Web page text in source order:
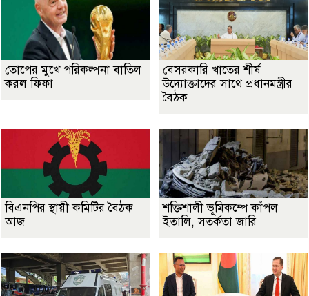
তোপের মুখে পরিকল্পনা বাতিল
করল ফিফা
বেসরকারি খাতের শীর্ষ
উদ্যোক্তাদের সাথে প্রধানমন্ত্রীর
বৈঠক
বিএনপির স্থায়ী কমিটির বৈঠক
আজ
শক্তিশালী ভূমিকম্পে কাঁপল
ইতালি, সতর্কতা জারি